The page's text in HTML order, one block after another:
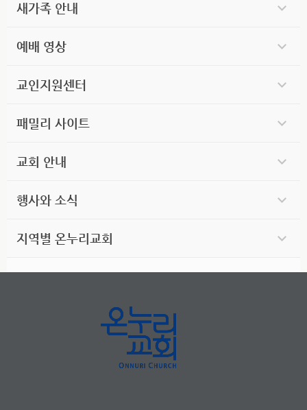
새가족 안내
예배 영상
교인지원센터
패밀리 사이트
교회 안내
행사와 소식
지역별 온누리교회